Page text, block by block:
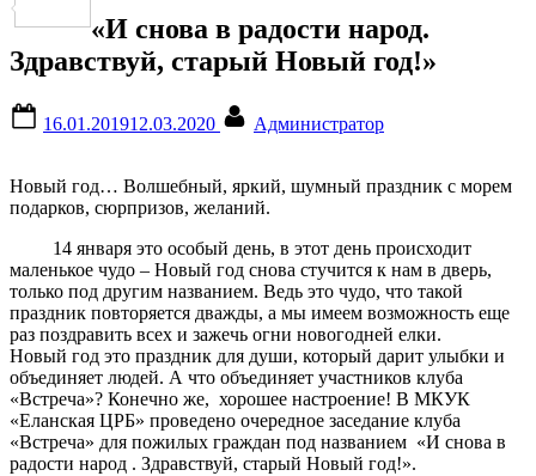
«И снова в радости народ.
Здравствуй, старый Новый год!»
on
16.01.201912.03.2020 Администратор
Новый год… Волшебный, яркий, шумный праздник с морем
подарков, сюрпризов, желаний.
14 января это особый день, в этот день происходит
маленькое чудо – Новый год снова стучится к нам в дверь,
только под другим названием. Ведь это чудо, что такой
праздник повторяется дважды, а мы имеем возможность еще
раз поздравить всех и зажечь огни новогодней елки.
Новый год это праздник для души, который дарит улыбки и
объединяет людей. А что объединяет участников клуба
«Встреча»? Конечно же, хорошее настроение! В МКУК
«Еланская ЦРБ» проведено очередное заседание клуба
«Встреча» для пожилых граждан под названием «И снова в
радости народ . Здравствуй, старый Новый год!».